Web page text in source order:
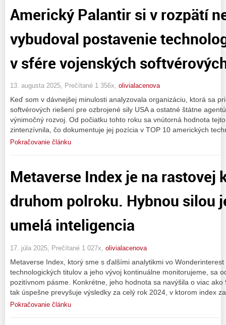
Americký Palantir si v rozpätí
vybudoval postavenie
v sfére vojenských
13. augusta 2025, Prečítané 1 356x, olivialacenova
Keď som v dávnejšej minulosti analyzovala organizáciu, ktorá sa
softvérových riešení pre ozbrojené sily USA a ostatné štátne
výnimočný rozvoj. Od počiatku tohto roku sa vnútorná hodnota
zintenzívnila, čo dokumentuje jej pozícia v TOP 10 amerických
Pokračovanie článku
Metaverse Index je na rastovej
druhom polroku. Hybnou silou
umelá inteligencia
17. júla 2025, Prečítané 1 027x, olivialacenova
Metaverse Index, ktorý sme s ďalšími analytikmi vo
technologických titulov a jeho vývoj kontinuálne monitorujeme, sa
pozitívnom pásme. Konkrétne, jeho hodnota sa navýšila o viac
tak úspešne prevyšuje výsledky za celý rok 2024, v ktorom index
Pokračovanie článku